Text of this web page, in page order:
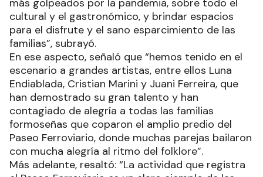
más golpeados por la pandemia, sobre todo el
cultural y el gastronómico, y brindar espacios
para el disfrute y el sano esparcimiento de las
familias”, subrayó.
En ese aspecto, señaló que “hemos tenido en el
escenario a grandes artistas, entre ellos Luna
Endiablada, Cristian Marini y Juani Ferreira, que
han demostrado su gran talento y han
contagiado de alegría a todas las familias
formoseñas que coparon el amplio predio del
Paseo Ferroviario, donde muchas parejas bailaron
con mucha alegría al ritmo del folklore”.
Más adelante, resaltó: “La actividad que registra